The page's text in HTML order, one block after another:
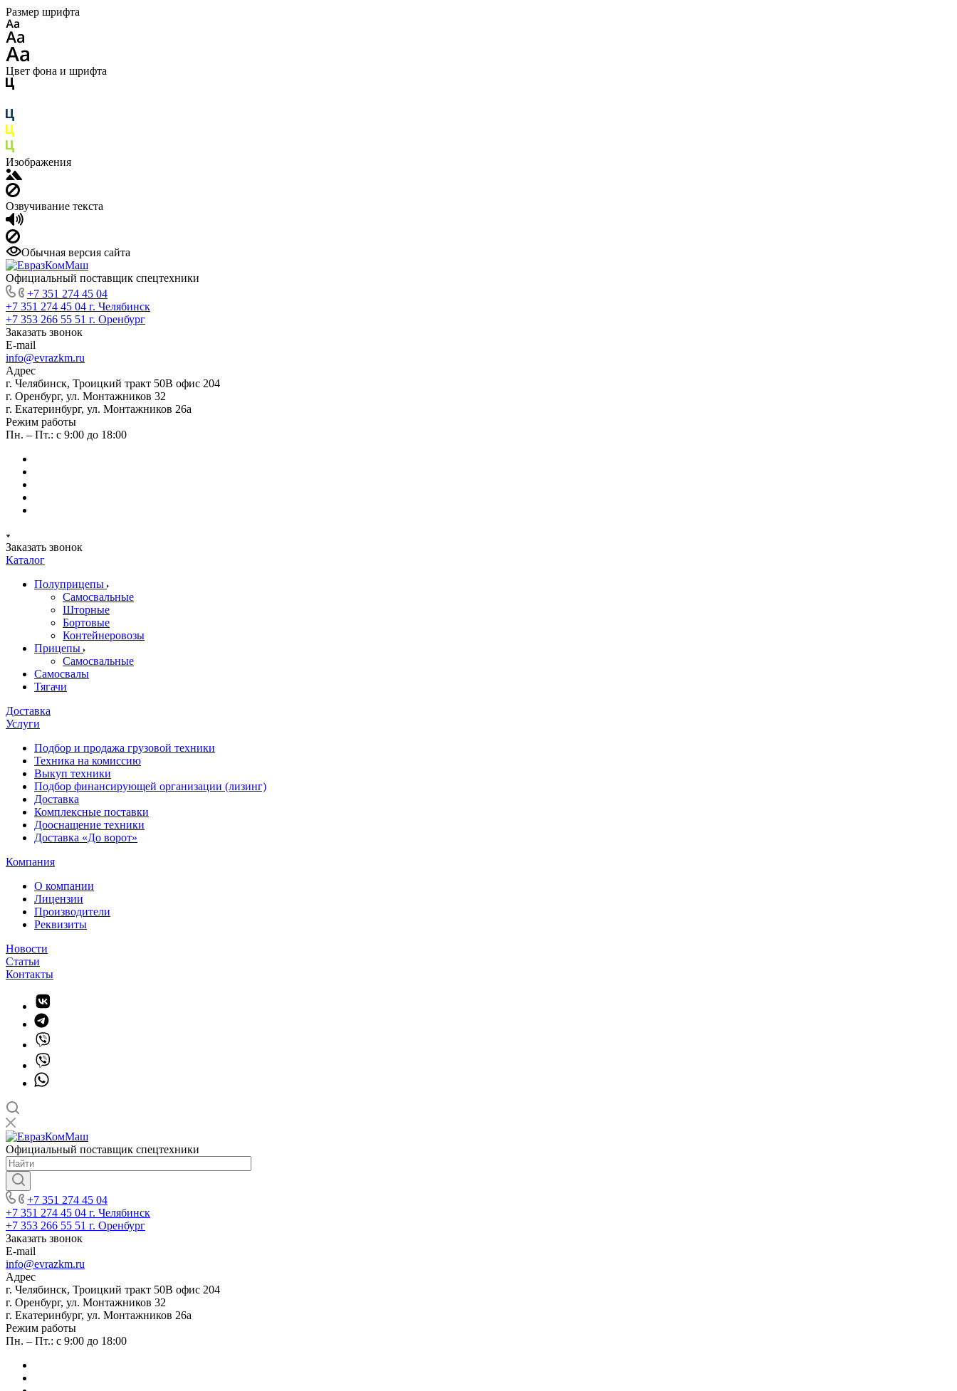
Размер шрифта
Цвет фона и шрифта
Изображения
Озвучивание текста
Обычная версия сайта
Официальный поставщик спецтехники
+7 351 274 45 04
+7 351 274 45 04 г. Челябинск
+7 353 266 55 51 г. Оренбург
Заказать звонок
E-mail
info@evrazkm.ru
Адрес
г. Челябинск, Троицкий тракт 50В офис 204
г. Оренбург, ул. Монтажников 32
г. Екатеринбург, ул. Монтажников 26а
Режим работы
Пн. – Пт.: с 9:00 до 18:00
Заказать звонок
Каталог
Полуприцепы
Самосвальные
Шторные
Бортовые
Контейнеровозы
Прицепы
Самосвальные
Самосвалы
Тягачи
Доставка
Услуги
Подбор и продажа грузовой техники
Техника на комиссию
Выкуп техники
Подбор финансирующей организации (лизинг)
Доставка
Комплексные поставки
Дооснащение техники
Доставка «До ворот»
Компания
О компании
Лицензии
Производители
Реквизиты
Новости
Статьи
Контакты
Официальный поставщик спецтехники
+7 351 274 45 04
+7 351 274 45 04 г. Челябинск
+7 353 266 55 51 г. Оренбург
Заказать звонок
E-mail
info@evrazkm.ru
Адрес
г. Челябинск, Троицкий тракт 50В офис 204
г. Оренбург, ул. Монтажников 32
г. Екатеринбург, ул. Монтажников 26а
Режим работы
Пн. – Пт.: с 9:00 до 18:00